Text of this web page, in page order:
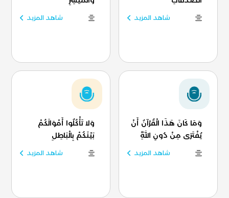
شاهد المزيد شاهد المزيد
وَمَا كَانَ هَذَا الْقُرْآنُ أَنْ
يُفْتَرَى مِنْ دُونِ اللَّهِ
شاهد المزيد
وَلا تَأْكُلُوا أَمْوَالَكُمْ
بَيْنَكُمْ بِالْبَاطِلِ
شاهد المزيد